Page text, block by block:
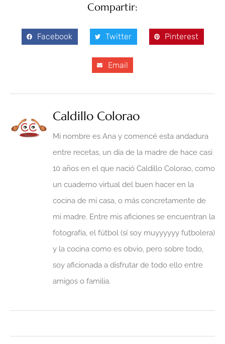
Compartir:
Facebook Twitter Pinterest
Email
Caldillo Colorao
Mi nombre es Ana y comencé esta andadura
entre recetas, un día de la madre de hace casi
10 años en el que nació Caldillo Colorao, como
un cuaderno virtual del buen hacer en la
cocina de mi casa, o más concretamente de
mi madre. Entre mis aficiones se encuentran la
fotografía, el fútbol (sí soy muyyyyyy futbolera)
y la cocina como es obvio, pero sobre todo,
soy aficionada a disfrutar de todo ello entre
amigos o familia.